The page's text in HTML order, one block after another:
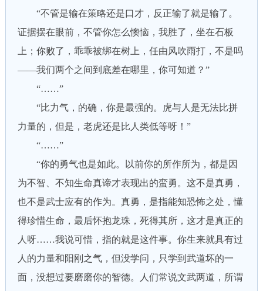
“不管是输在策略还是口才，反正输了就是输了。
证据摆在眼前，不管你怎么懊恼，我胜了，坐在石板
上；你败了，乖乖被绑在树上，任由风吹雨打，不是吗
——我们两个之间到底差在哪里，你可知道？”
“……”
“比力气，的确，你是最强的。虎与人是无法比拼
力量的，但是，老虎还是比人类低等呀！”
“……”
“你的勇气也是如此。以前你的所作所为，都是因
为不智、不知生命真谛才表现出的蛮勇。这不是真勇，
也不是武士应有的作为。真勇，是指能知恐怖之处，懂
得珍惜生命，最后怀抱龙珠，死得其所，这才是真正的
人呀……我说可惜，指的就是这件事。你生来就具有过
人的力量和阳刚之气，但没学问，只学到武道坏的一
面，没想过要磨磨你的智德。人们常说文武两道，所谓